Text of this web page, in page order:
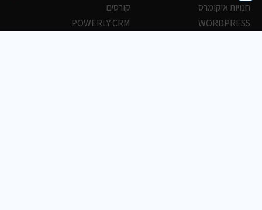
חנויות איקומרס
WORDPRESS
קורסים
POWERLY CRM